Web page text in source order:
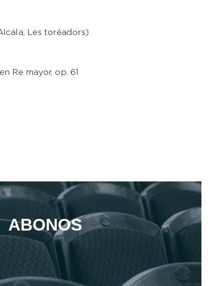
Les toréadors)
Re mayor, op. 61
ABONOS